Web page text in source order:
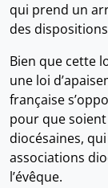
qui prend un
des
Bien que cette
une loi
française
pour que
diocésaines,
associations
l’évêque.